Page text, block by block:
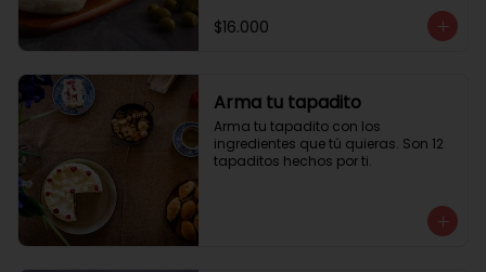
$16.000
Arma tu tapadito
Arma tu tapadito con los
ingredientes que tú quieras. Son 12
tapaditos hechos por ti.